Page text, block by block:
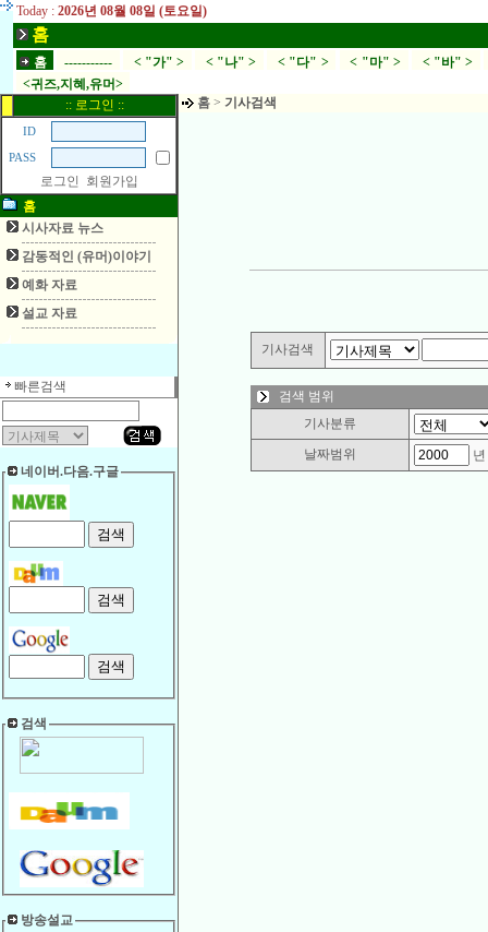
Today : 2026년 08월 08일 (토요일)
홈
홈 ----------- < "가" > < "나" > < "다" > < "마" > < "바" >
<귀즈,지혜,유머>
:: 로그인 ::
ID
PASS
로그인
회원가입
홈
시사자료 뉴스
감동적인 (유머)이야기
예화 자료
설교 자료
빠른검색
네이버.다음.구글
검색
방송설교
홈 > 기사검색
기사검색
검색 범위
기사분류
날짜범위